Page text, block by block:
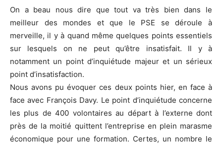
On a beau nous dire que tout va très bien dans le
meilleur des mondes et que le PSE se déroule à
merveille, il y à quand même quelques points essentiels
sur lesquels on ne peut qu’être insatisfait. Il y à
notamment un point d’inquiétude majeur et un sérieux
point d’insatisfaction.
Nous avons pu évoquer ces deux points hier, en face à
face avec François Davy. Le point d’inquiétude concerne
les plus de 400 volontaires au départ à l’externe dont
près de la moitié quittent l’entreprise en plein marasme
économique pour une formation. Certes, un nombre le